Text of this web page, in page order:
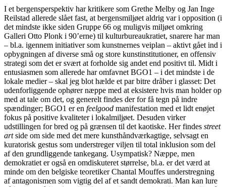
I et bergensperspektiv har kritikere som Grethe Melby og Jan Inge
Reilstad allerede slået fast, at bergensmiljøet aldrig var i opposition (i
det mindste ikke siden Gruppe 66 og muligvis miljøet omkring
Galleri Otto Plonk i 90’erne) til kulturbureaukratiet, snarere har man
– bl.a. igennem initiativer som kunstnernes veiplan – aktivt gået ind i
opbygningen af diverse små og store kunstinstitutioner, en offensiv
strategi som det er svært at forholde sig andet end positivt til. Midt i
entusiasmen som allerede har omfavnet BGO1 – i det mindste i de
lokale medier – skal jeg blot hælde et par bitre dråber i glasset: Det
udenforliggende ophører næppe med at eksistere hvis man holder op
med at tale om det, og generelt findes der for få tegn på indre
spændinger; BGO1 er en feelgood manifestation med et lidt enøjet
fokus på positive kvaliteter i lokalmiljøet. Desuden virker
udstillingen for bred og på grænsen til det kaotiske. Her findes street
artside om side med det mere kunsthåndværkagtige, selvsagt en
kuratorisk gestus som understreger viljen til total inklusion som del
af den grundliggende tankegang. Usympatisk? Næppe, men
demokratiet er også en omdiskuteret størrelse, bl.a. er det værd at
minde om den belgiske teoretiker Chantal Mouffes understregning
af antagonismen som vigtig del af et sandt demokrati. Man kan lure